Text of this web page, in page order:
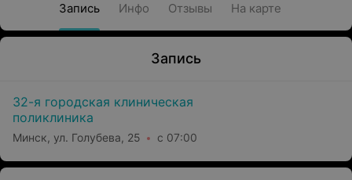
Запись Инфо Отзывы На карте
Запись
32-я городская клиническая
поликлиника
Минск, ул. Голубева, 25 с 07:00